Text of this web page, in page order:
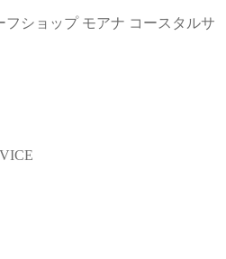
ショップ モアナ コースタルサ